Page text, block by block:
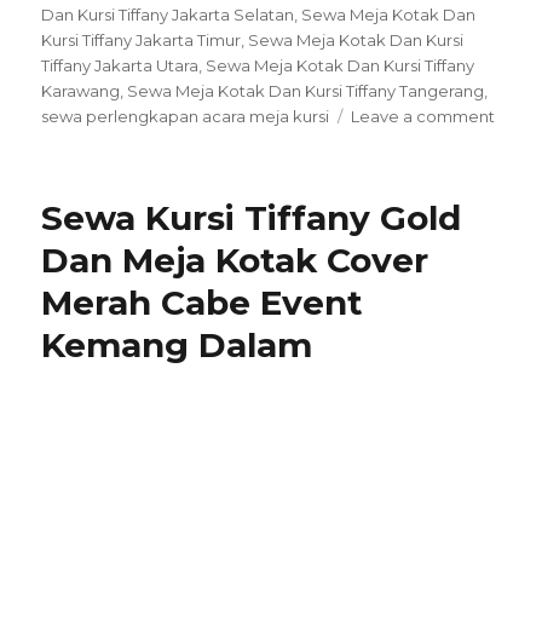
Dan Kursi Tiffany Jakarta Selatan Sewa Meja Kotak Dan
Kursi Tiffany Jakarta Timur Sewa Meja Kotak Dan Kursi
Tiffany Jakarta Utara Sewa Meja Kotak Dan Kursi Tiffany
Karawang Sewa Meja Kotak Dan Kursi Tiffany Tangerang
sewa perlengkapan acara meja kursi
Leave a comment
Sewa Kursi Tiffany Gold
Dan Meja Kotak Cover
Merah Cabe Event
Kemang Dalam